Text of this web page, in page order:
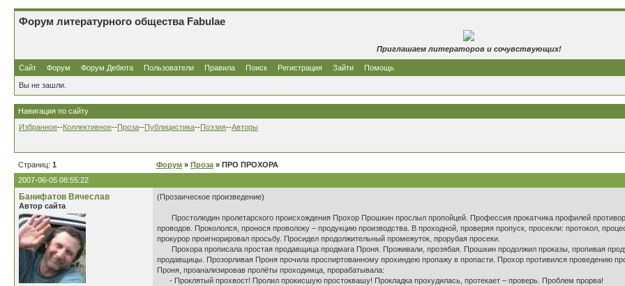
Форум литературного общества Fabulae
Приглашаем литераторов и сочувствующих!
Сайт Форум Форум Дебюта Пользователи Правила Поиск Регистрация Зайти Помощь
Вы не зашли.
Навигация по сайту
Избранное--Коллективное--Проза--Публицистика--Поэзия--Авторы
Страниц: 1 Форум » Проза » ПРО ПРОХОРА
2007-06-05 08:55:22
Банифатов Вячеслав
Автор сайта
(Прозаическое произведение)
Простолюдин пролетарского происхождения Прохор Прошкин прослыл пропойцей. Профессия прокатчика профилей
проводов. Прокололся, пронося проволоку – продукцию производства. В проходной, проверяя пропуск, просекли: протокол,
прокурор проигнорировал просьбу. Просидел продолжительный промежуток, прорубая просеки.
Прохора прописала простая продавщица продмага Проня. Проживали, прозябая. Прошкин продолжил проказы, пропивая
продавщицы. Прозорливая Проня прочила проспиртованному прохиндею пропажу в пропасти. Прохор противился проведению
Проня, проанализировав пролёты проходимца, прорабатывала:
- Проклятый прохвост! Пролил прокисшую простоквашу! Прокладка прохудилась, протекает – проверь. Проблем прорва!